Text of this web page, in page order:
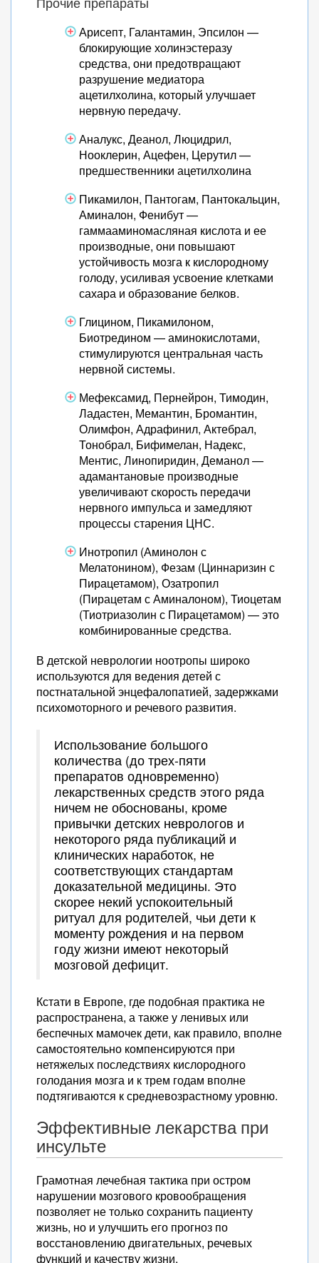
Арисепт, Галантамин, Эпсилон —
блокирующие холинэстеразу
средства, они предотвращают
разрушение медиатора
ацетилхолина, который улучшает
нервную передачу.
Аналукс, Деанол, Люцидрил,
Нооклерин, Ацефен, Церутил —
предшественники ацетилхолина
Пикамилон, Пантогам, Пантокальцин,
Аминалон, Фенибут —
гаммааминомасляная кислота и ее
производные, они повышают
устойчивость мозга к кислородному
голоду, усиливая усвоение клетками
сахара и образование белков.
Глицином, Пикамилоном,
Биотредином — аминокислотами,
стимулируются центральная часть
нервной системы.
Мефексамид, Пернейрон, Тимодин,
Ладастен, Мемантин, Бромантин,
Олимфон, Адрафинил, Актебрал,
Тонобрал, Бифимелан, Надекс,
Ментис, Линопиридин, Деманол —
адамантановые производные
увеличивают скорость передачи
нервного импульса и замедляют
процессы старения ЦНС.
Инотропил (Аминолон с
Мелатонином), Фезам (Циннаризин с
Пирацетамом), Озатропил
(Пирацетам с Аминалоном), Тиоцетам
(Тиотриазолин с Пирацетамом) — это
комбинированные средства.
В детской неврологии ноотропы широко
используются для ведения детей с
постнатальной энцефалопатией, задержками
психомоторного и речевого развития.
Использование большого
количества (до трех-пяти
препаратов одновременно)
лекарственных средств этого ряда
ничем не обоснованы, кроме
привычки детских неврологов и
некоторого ряда публикаций и
клинических наработок, не
соответствующих стандартам
доказательной медицины. Это
скорее некий успокоительный
ритуал для родителей, чьи дети к
моменту рождения и на первом
году жизни имеют некоторый
мозговой дефицит.
Кстати в Европе, где подобная практика не
распространена, а также у ленивых или
беспечных мамочек дети, как правило, вполне
самостоятельно компенсируются при
нетяжелых последствиях кислородного
голодания мозга и к трем годам вполне
подтягиваются к средневозрастному уровню.
Эффективные лекарства при
инсульте
Грамотная лечебная тактика при остром
нарушении мозгового кровообращения
позволяет не только сохранить пациенту
жизнь, но и улучшить его прогноз по
восстановлению двигательных, речевых
функций и качеству жизни.